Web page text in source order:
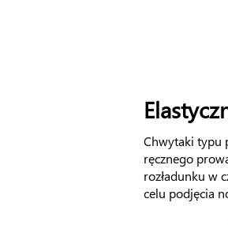
Chwytaki typu
ręcznego
rozładunku w
celu podjęcia